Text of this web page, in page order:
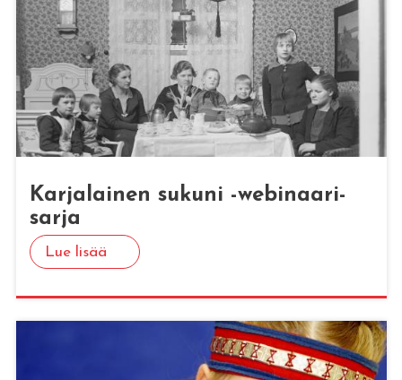
Kar­ja­lai­nen su­ku­ni -we­bi­naa­ri­
sar­ja
Lue lisää